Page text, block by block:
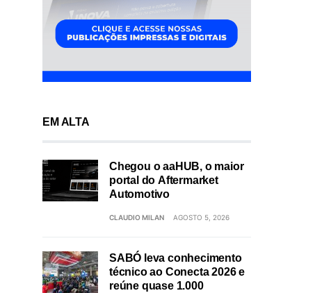
EM ALTA
Chegou o aaHUB, o maior
portal do Aftermarket
Automotivo
CLAUDIO MILAN AGOSTO 5, 2026
SABÓ leva conhecimento
técnico ao Conecta 2026 e
reúne quase 1.000